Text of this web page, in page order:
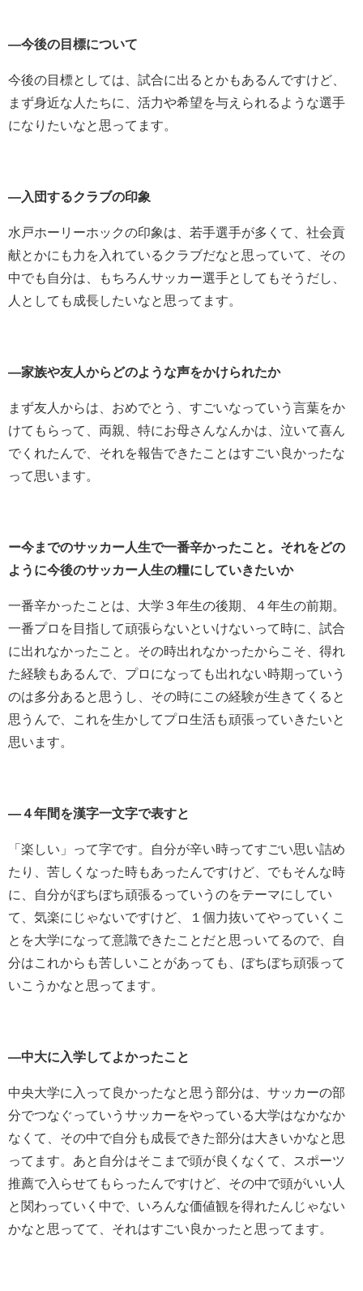
―今後の目標について
今後の目標としては、試合に出るとかもあるんですけど、
まず身近な人たちに、活力や希望を与えられるような選手
になりたいなと思ってます。
―入団するクラブの印象
水戸ホーリーホックの印象は、若手選手が多くて、社会貢
献とかにも力を入れているクラブだなと思っていて、その
中でも自分は、もちろんサッカー選手としてもそうだし、
人としても成長したいなと思ってます。
―家族や友人からどのような声をかけられたか
まず友人からは、おめでとう、すごいなっていう言葉をか
けてもらって、両親、特にお母さんなんかは、泣いて喜ん
でくれたんで、それを報告できたことはすごい良かったな
って思います。
ー今までのサッカー人生で一番辛かったこと。それをどの
ように今後のサッカー人生の糧にしていきたいか
一番辛かったことは、大学３年生の後期、４年生の前期。
一番プロを目指して頑張らないといけないって時に、試合
に出れなかったこと。その時出れなかったからこそ、得れ
た経験もあるんで、プロになっても出れない時期っていう
のは多分あると思うし、その時にこの経験が生きてくると
思うんで、これを生かしてプロ生活も頑張っていきたいと
思います。
―４年間を漢字一文字で表すと
「楽しい」って字です。自分が辛い時ってすごい思い詰め
たり、苦しくなった時もあったんですけど、でもそんな時
に、自分がぼちぼち頑張るっていうのをテーマにしてい
て、気楽にじゃないですけど、１個力抜いてやっていくこ
とを大学になって意識できたことだと思っいてるので、自
分はこれからも苦しいことがあっても、ぼちぼち頑張って
いこうかなと思ってます。
―中大に入学してよかったこと
中央大学に入って良かったなと思う部分は、サッカーの部
分でつなぐっていうサッカーをやっている大学はなかなか
なくて、その中で自分も成長できた部分は大きいかなと思
ってます。あと自分はそこまで頭が良くなくて、スポーツ
推薦で入らせてもらったんですけど、その中で頭がいい人
と関わっていく中で、いろんな価値観を得れたんじゃない
かなと思ってて、それはすごい良かったと思ってます。